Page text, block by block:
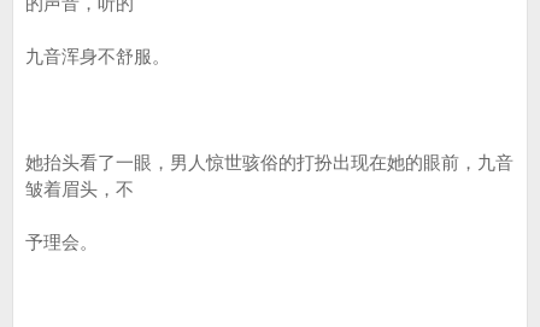
九音浑身不舒服。
她抬头看了一眼，男人惊世骇俗的打扮出现在她的眼前，九音
皱着眉头，不
予理会。